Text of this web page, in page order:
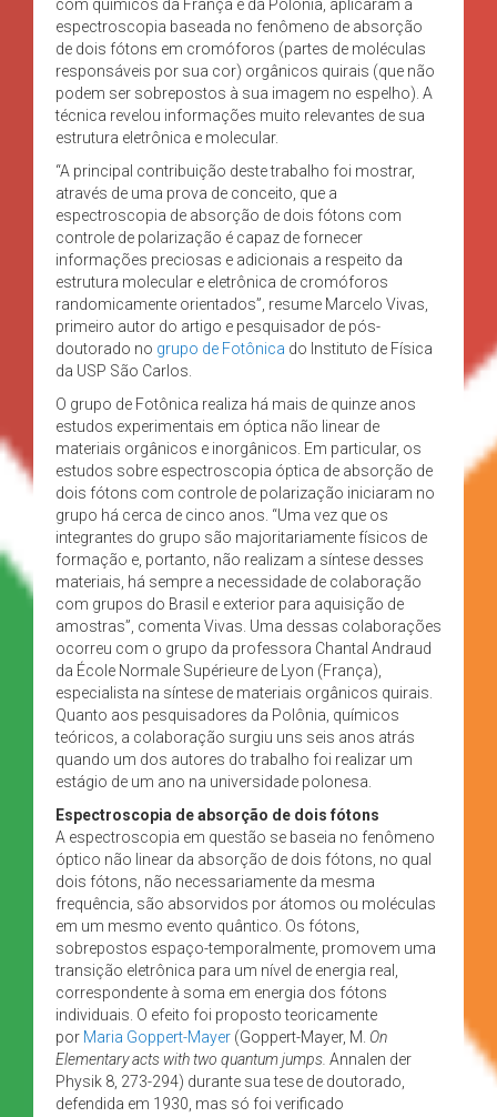
com químicos da França e da Polônia, aplicaram a
espectroscopia baseada no fenômeno de absorção
de dois fótons em cromóforos (partes de moléculas
responsáveis por sua cor) orgânicos quirais (que não
podem ser sobrepostos à sua imagem no espelho). A
técnica revelou informações muito relevantes de sua
estrutura eletrônica e molecular.
“A principal contribuição deste trabalho foi mostrar,
através de uma prova de conceito, que a
espectroscopia de absorção de dois fótons com
controle de polarização é capaz de fornecer
informações preciosas e adicionais a respeito da
estrutura molecular e eletrônica de cromóforos
randomicamente orientados”, resume Marcelo Vivas,
primeiro autor do artigo e pesquisador de pós-
doutorado no grupo de Fotônica do Instituto de Física
da USP São Carlos.
O grupo de Fotônica realiza há mais de quinze anos
estudos experimentais em óptica não linear de
materiais orgânicos e inorgânicos. Em particular, os
estudos sobre espectroscopia óptica de absorção de
dois fótons com controle de polarização iniciaram no
grupo há cerca de cinco anos. “Uma vez que os
integrantes do grupo são majoritariamente físicos de
formação e, portanto, não realizam a síntese desses
materiais, há sempre a necessidade de colaboração
com grupos do Brasil e exterior para aquisição de
amostras”, comenta Vivas. Uma dessas colaborações
ocorreu com o grupo da professora Chantal Andraud
da École Normale Supérieure de Lyon (França),
especialista na síntese de materiais orgânicos quirais.
Quanto aos pesquisadores da Polônia, químicos
teóricos, a colaboração surgiu uns seis anos atrás
quando um dos autores do trabalho foi realizar um
estágio de um ano na universidade polonesa.
Espectroscopia de absorção de dois fótons
A espectroscopia em questão se baseia no fenômeno
óptico não linear da absorção de dois fótons, no qual
dois fótons, não necessariamente da mesma
frequência, são absorvidos por átomos ou moléculas
em um mesmo evento quântico. Os fótons,
sobrepostos espaço-temporalmente, promovem uma
transição eletrônica para um nível de energia real,
correspondente à soma em energia dos fótons
individuais. O efeito foi proposto teoricamente
por Maria Goppert-Mayer (Goppert-Mayer, M. On
Elementary acts with two quantum jumps. Annalen der
Physik 8, 273-294) durante sua tese de doutorado,
defendida em 1930, mas só foi verificado